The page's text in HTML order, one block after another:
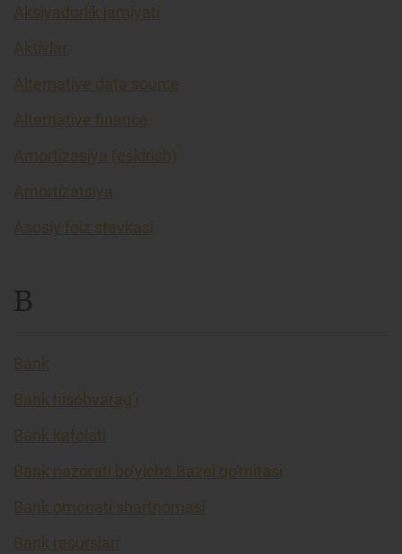
Aksiyadorlik jamiyati
Aktivlar
Alternative data source
Alternative finance
Amortizasiya (eskirish)
Amortizatsiya
Asosiy foiz stavkasi
B
Bank
Bank hisobvarag’i
Bank kafolati
Bank nazorati bo'yicha Bazel qo'mitasi
Bank omonati shartnomasi
Bank resurslari